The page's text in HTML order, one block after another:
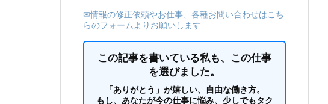
✉情報の修正依頼やお仕事、各種お問い合わせはこち
らのフォームよりお願いします
この記事を書いている私も、この仕事
を選びました。
「ありがとう」が嬉しい、自由な働き方。
もし、あなたが今の仕事に悩み、少しでもタク